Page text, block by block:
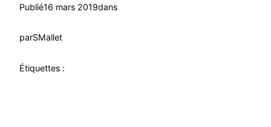
Publié16 mars 2019dans
parSMallet
Étiquettes :